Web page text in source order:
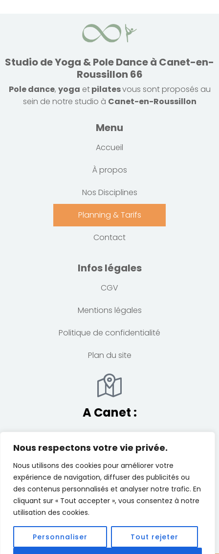
Nous respectons votre vie privée.
Nous utilisons des cookies pour améliorer votre
expérience de navigation, diffuser des publicités ou
des contenus personnalisés et analyser notre trafic. En
cliquant sur « Tout accepter », vous consentez à notre
utilisation des cookies.
Personnaliser Tout rejeter
Studio de Yoga & Pole Dance à Canet-en-
Roussillon 66
Pole dance, yoga etpilatesvous sont proposés au
sein de notre studio à Canet-en-Roussillon
Menu
Accueil
À propos
Nos Disciplines
Planning & Tarifs
Contact
Infos légales
CGV
Mentions légales
Politique de confidentialité
Plan du site
A Canet :
La Bastide
23 Avenue Guy Drut – Colline des loisirs,
Canet en Roussillon
Email:contact@ananta-studio.fr